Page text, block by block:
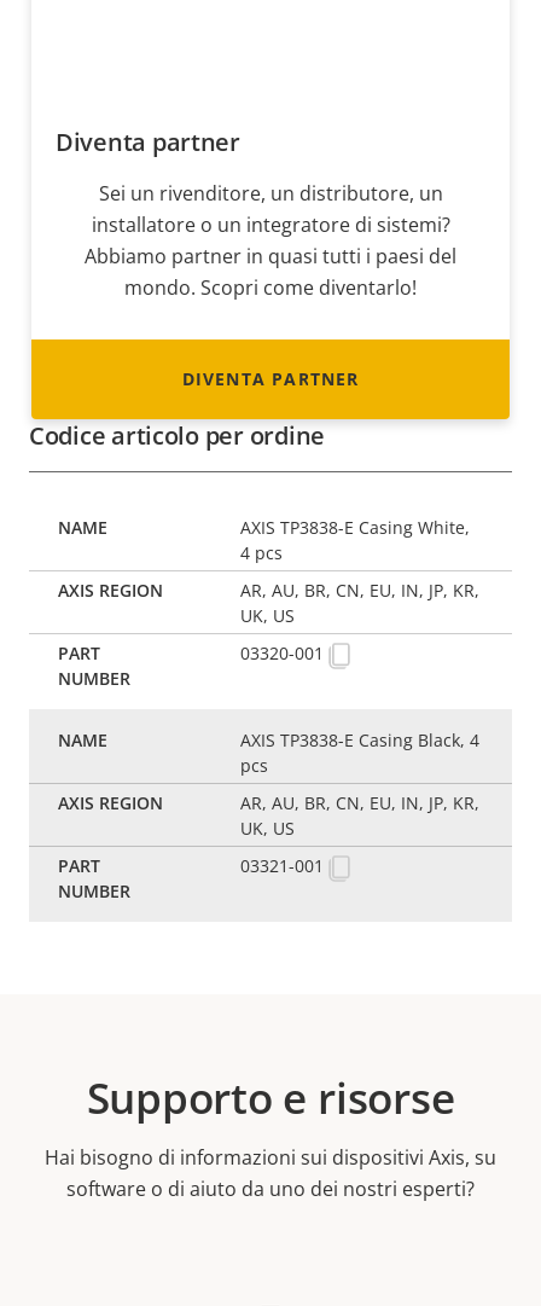
Diventa partner
Sei un rivenditore, un distributore, un
installatore o un integratore di sistemi?
Abbiamo partner in quasi tutti i paesi del
mondo. Scopri come diventarlo!
DIVENTA PARTNER
Codice articolo per ordine
AXIS TP3838-E Casing White,
4 pcs
AR, AU, BR, CN, EU, IN, JP, KR,
UK, US
03320-001
AXIS TP3838-E Casing Black, 4
pcs
AR, AU, BR, CN, EU, IN, JP, KR,
UK, US
03321-001
Supporto e risorse
Hai bisogno di informazioni sui dispositivi Axis, su
software o di aiuto da uno dei nostri esperti?